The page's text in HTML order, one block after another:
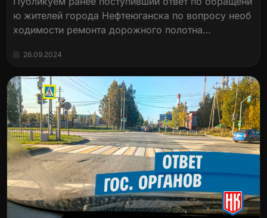
ю жителей города Нефтеюганска по вопросу необ
ходимости ремонта дорожного полотна…
26.09.2024